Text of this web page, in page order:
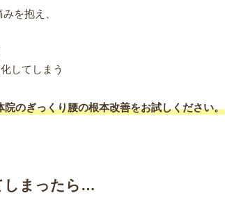
を抱え、
してしまう
院のぎっくり腰の根本改善をお試しください。
しまったら…